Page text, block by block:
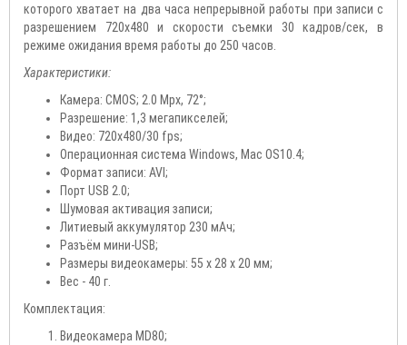
которого хватает на два часа непрерывной работы при записи с
разрешением 720х480 и скорости съемки 30 кадров/сек, в
режиме ожидания время работы до 250 часов.
Характеристики:
Камера: CMOS; 2.0 Mpx, 72°;
Разрешение: 1,3 мегапикселей;
Видео: 720х480/30 fps;
Операционная система Windows, Mac OS10.4;
Формат записи: AVI;
Порт USB 2.0;
Шумовая активация записи;
Литиевый аккумулятор 230 мAч;
Разъём мини-USB;
Размеры видеокамеры: 55 x 28 x 20 мм;
Вес - 40 г.
Комплектация:
Видеокамера MD80;